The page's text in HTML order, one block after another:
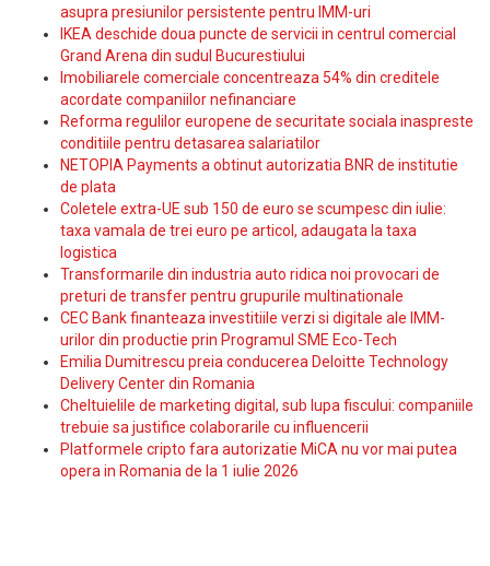
asupra presiunilor persistente pentru IMM-uri
IKEA deschide doua puncte de servicii in centrul comercial
Grand Arena din sudul Bucurestiului
Imobiliarele comerciale concentreaza 54% din creditele
acordate companiilor nefinanciare
Reforma regulilor europene de securitate sociala inaspreste
conditiile pentru detasarea salariatilor
NETOPIA Payments a obtinut autorizatia BNR de institutie
de plata
Coletele extra-UE sub 150 de euro se scumpesc din iulie:
taxa vamala de trei euro pe articol, adaugata la taxa
logistica
Transformarile din industria auto ridica noi provocari de
preturi de transfer pentru grupurile multinationale
CEC Bank finanteaza investitiile verzi si digitale ale IMM-
urilor din productie prin Programul SME Eco-Tech
Emilia Dumitrescu preia conducerea Deloitte Technology
Delivery Center din Romania
Cheltuielile de marketing digital, sub lupa fiscului: companiile
trebuie sa justifice colaborarile cu influencerii
Platformele cripto fara autorizatie MiCA nu vor mai putea
opera in Romania de la 1 iulie 2026